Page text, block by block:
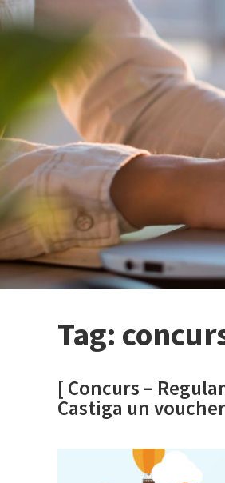
Tag:
[ Concurs –
Castiga un